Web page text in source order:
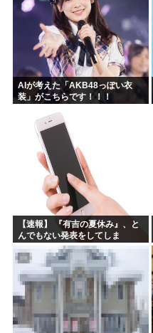
AIが考えた「AKB48っぽい衣
装」がこちらです！！！
【速報】 『有吉の夏休み』、と
んでもない発表をしてしま
う！！！！！